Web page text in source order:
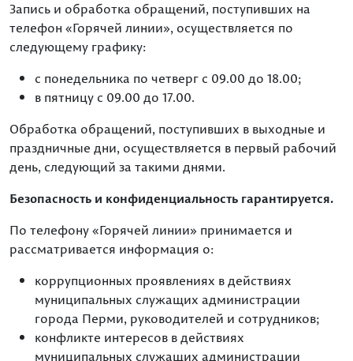
Запись и обработка обращений, поступивших на
телефон «Горячей линии», осуществляется по
следующему графику:
с понедельника по четверг с 09.00 до 18.00;
в пятницу с 09.00 до 17.00.
Обработка обращений, поступивших в выходные и
праздничные дни, осуществляется в первый рабочий
день, следующий за такими днями.
Безопасность и конфиденциальность гарантируется.
По телефону «Горячей линии» принимается и
рассматривается информация о:
коррупционных проявлениях в действиях
муниципальных служащих администрации
города Перми, руководителей и сотрудников;
конфликте интересов в действиях
муниципальных служащих администрации